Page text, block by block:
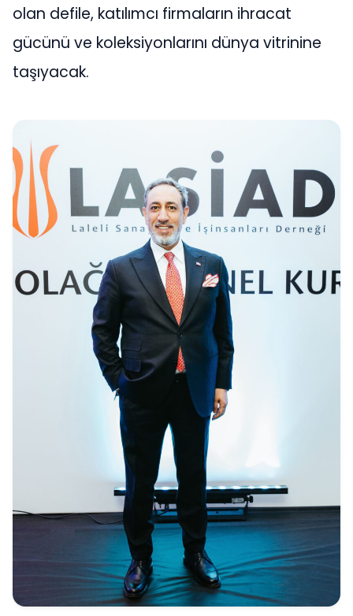
olan defile, katılımcı firmaların ihracat
gücünü ve koleksiyonlarını dünya vitrinine
taşıyacak.